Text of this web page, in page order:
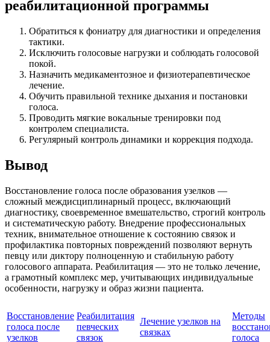
реабилитационной программы
Обратиться к фониатру для диагностики и определения
тактики.
Исключить голосовые нагрузки и соблюдать голоcовой
покой.
Назначить медикаментозное и физиотерапевтическое
лечение.
Обучить правильной технике дыхания и постановки
голоса.
Проводить мягкие вокальные тренировки под
контролем специалиста.
Регулярный контроль динамики и коррекция подхода.
Вывод
Восстановление голоса после образования узелков —
сложный междисциплинарный процесс, включающий
диагностику, своевременное вмешательство, строгий контроль
и систематическую работу. Внедрение профессиональных
техник, внимательное отношение к состоянию связок и
профилактика повторных повреждений позволяют вернуть
певцу или диктору полноценную и стабильную работу
голосового аппарата. Реабилитация — это не только лечение,
а грамотный комплекс мер, учитывающих индивидуальные
особенности, нагрузку и образ жизни пациента.
Восстановление
голоса после
узелков
Реабилитация
певческих
связок
Лечение узелков на
связках
Методы
голоса